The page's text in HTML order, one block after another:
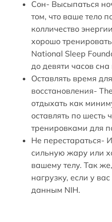
Сон- Высыпаться
том, что ваше тело
колличество
хорошо
National Sleep
до девяти часов
Оставлять время
восстановления-
отдыхать как
оставлять по
тренировками для
Не перестараться-
сильную жару или
вашему телу. Так
нагрузку, если у
данным NIH.